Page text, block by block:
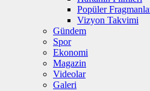
Popüler
Vizyon Takvimi
Gündem
Spor
Ekonomi
Magazin
Videolar
Galeri